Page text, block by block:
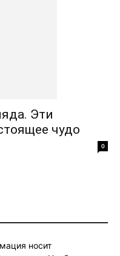
Эти
чудо
0
носит